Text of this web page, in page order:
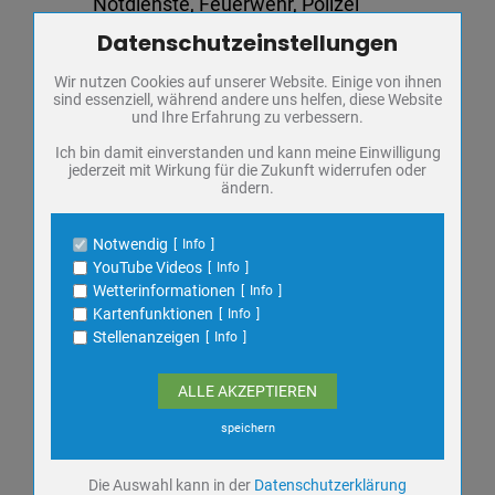
Familienberatung & Seelsorge
Frauen in Not
Fundbüro
Ausschreibungen
Veranstaltungen
11 AUG.
SONDERAUSSTELLUNG: JUSTUS
FRIEDRICH WILHELM ZACHARIÄ
Regionalmuseum
FÜHRUNG
Zum Betrieb der Seite notwendige Cookies / Drittanbieter:
Name
PHP Session Cookie
Anbieter
Eigentümer dieser Website
Schutz
Cookie Name
PHPSESSID, fe_typo_user
Name
Cookiespeicherung Entscheidungscookie
Anbieter
Eigentümer dieser Website
Zweck
Speichert die Einstellungen der Besucher
bezüglich der Speicherung von Cookies.
Cookie Name
dywc
1 Jahr
Name
YouTube Videos / Dies ist ein Video Dienst
von Google
Datenschutzeinstellungen
Wir nutzen Cookies auf unserer Website. Einige von ihnen
sind essenziell, während andere uns helfen, diese Website
und Ihre Erfahrung zu verbessern.
Ich bin damit einverstanden und kann meine Einwilligung
jederzeit mit Wirkung für die Zukunft widerrufen oder
ändern.
Notwendig Info
YouTube Videos Info
Wetterinformationen Info
Kartenfunktionen Info
Stellenanzeigen Info
ALLE AKZEPTIEREN
speichern
Die Auswahl kann in der Datenschutzerklärung